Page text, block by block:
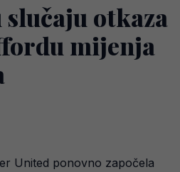
slučaju otkaza
mijenja
United ponovno započela